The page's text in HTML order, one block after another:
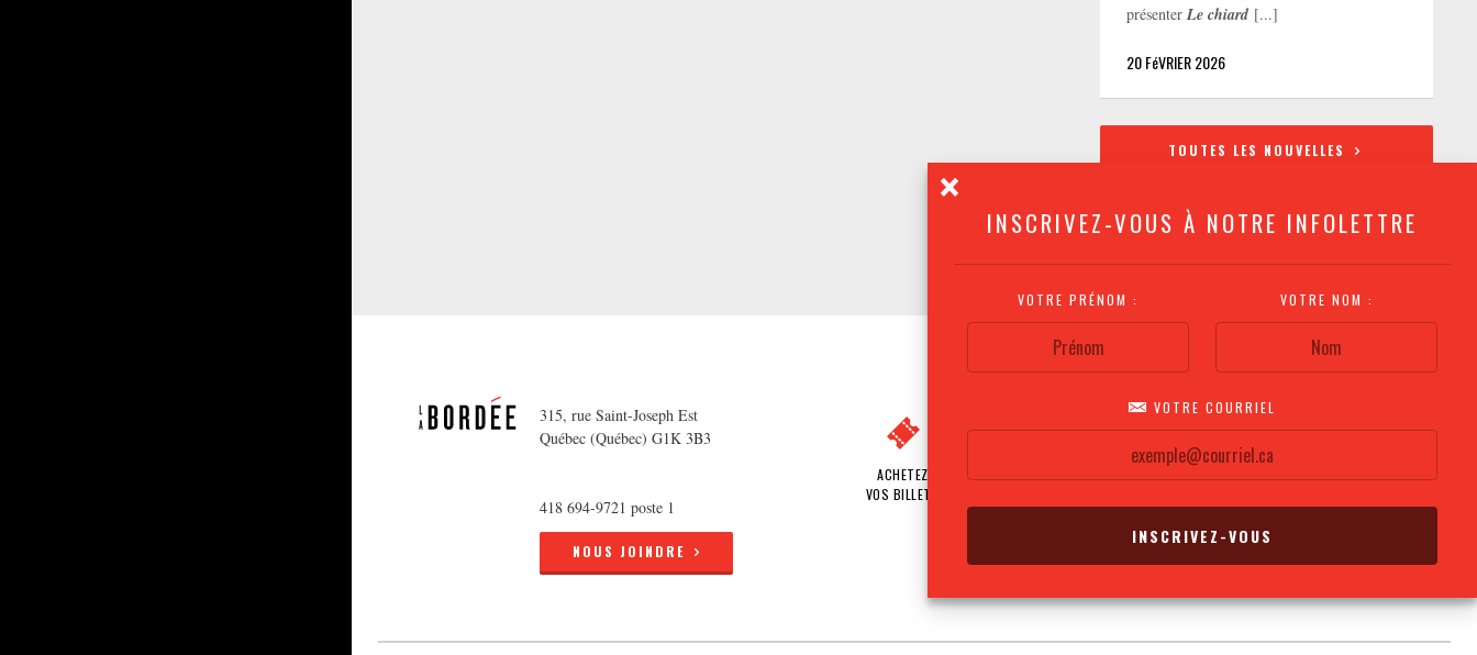
INSCRIVEZ-VOUS À NOTRE INFOLETTRE
VOTRE PRÉNOM : VOTRE NOM :
VOTRE COURRIEL
présenterLe chiard [...]
20 FéVRIER 2026
TOUTES LES NOUVELLES
315, rue Saint-Joseph Est
Québec (Québec) G1K 3B3
418 694-9721 poste 1
NOUS JOINDRE
ACHETEZ
VOS BILLETS